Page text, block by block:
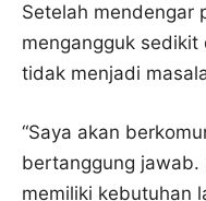
Setelah mendengar
mengangguk sedikit
tidak menjadi
“Saya akan
bertanggung jawab.
memiliki kebutuhan